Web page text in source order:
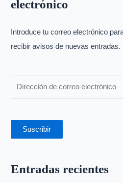
a
p
o
electrónico
Introduce tu correo electrónico
recibir avisos de nuevas entradas.
Suscribir
Entradas recientes